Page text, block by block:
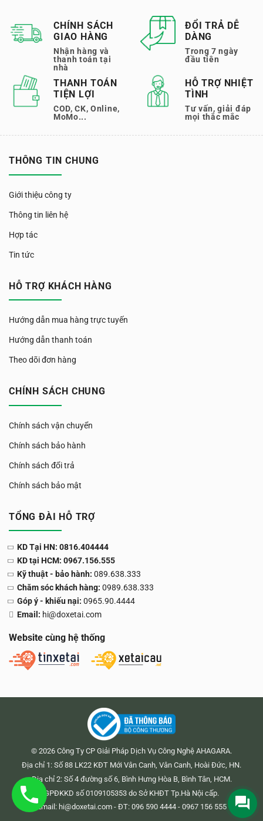
CHÍNH SÁCH
GIAO HÀNG
Nhận hàng và
thanh toán tại
nhà
ĐỔI TRẢ DỄ
DÀNG
Trong 7 ngày
đầu tiên
THANH TOÁN
TIỆN LỢI
COD, CK, Online,
MoMo...
HỖ TRỢ NHIỆT
TÌNH
Tư vấn, giải đáp
mọi thắc mắc
THÔNG TIN CHUNG
Giới thiệu công ty
Thông tin liên hệ
Hợp tác
Tin tức
HỖ TRỢ KHÁCH HÀNG
Hướng dẫn mua hàng trực tuyến
Hướng dẫn thanh toán
Theo dõi đơn hàng
CHÍNH SÁCH CHUNG
Chính sách vận chuyển
Chính sách bảo hành
Chính sách đổi trả
Chính sách bảo mật
TỔNG ĐÀI HỖ TRỢ
KD Tại HN: 0816.404444
KD tại HCM: 0967.156.555
Kỹ thuật - bảo hành: 089.638.333
Chăm sóc khách hàng: 0989.638.333
Góp ý - khiếu nại: 0965.90.4444
Email: hi@doxetai.com
Website cùng hệ thống
© 2026 Công Ty CP Giải Pháp Dịch Vụ Công Nghệ AHAGARA.
Địa chỉ 1: Số 88 LK22 KĐT Mới Vân Canh, Vân Canh, Hoài Đức, HN.
Địa chỉ 2: Số 4 đường số 6, Bình Hưng Hòa B, Bình Tân, HCM.
GPĐKKD số 0109105353 do Sở KHĐT Tp.Hà Nội cấp.
Email: hi@doxetai.com- ĐT: 096 590 4444 - 0967 156 555